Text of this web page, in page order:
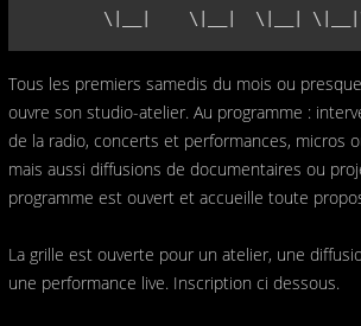
\|__|    \|__|  \|__|
Tous les premiers samedis du mois ou
ouvre son studio-atelier. Au programme :
de la radio, concerts et performances, micros
mais aussi diffusions de documentaires ou
programme est ouvert et accueille toute
La grille est ouverte pour un atelier, une
une performance live. Inscription ci dessous.